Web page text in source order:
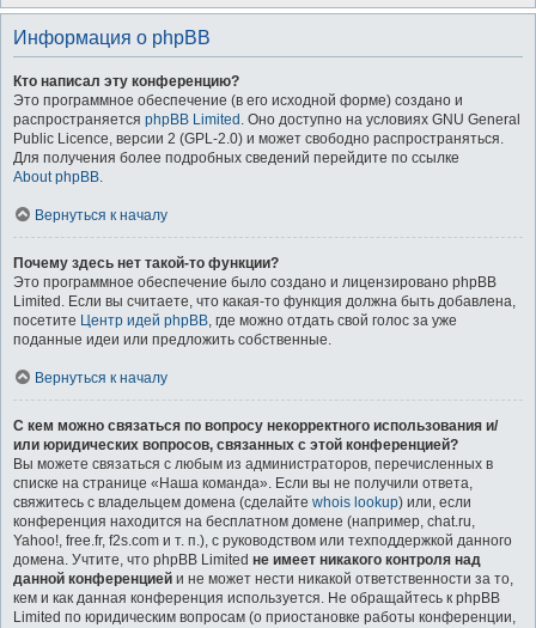
Информация о phpBB
Кто написал эту конференцию?
Это программное обеспечение (в его исходной форме) создано и
распространяется phpBB Limited . Оно доступно на условиях GNU General
Public Licence, версии 2 (GPL-2.0) и может свободно распространяться.
Для получения более подробных сведений перейдите по ссылке
About phpBB.
Вернуться к началу
Почему здесь нет такой-то функции?
Это программное обеспечение было создано и лицензировано phpBB
Limited. Если вы считаете, что какая-то функция должна быть добавлена,
посетите Центр идей phpBB, где можно отдать свой голос за уже
поданные идеи или предложить собственные.
Вернуться к началу
С кем можно связаться по вопросу некорректного использования и/
или юридических вопросов, связанных с этой конференцией?
Вы можете связаться с любым из администраторов, перечисленных в
списке на странице «Наша команда». Если вы не получили ответа,
свяжитесь с владельцем домена (сделайте whois lookup) или, если
конференция находится на бесплатном домене (например, chat.ru,
Yahoo!, free.fr, f2s.com и т. п.), с руководством или техподдержкой данного
домена. Учтите, что phpBB Limited не имеет никакого контроля над
данной конференцией и не может нести никакой ответственности за то,
кем и как данная конференция используется. Не обращайтесь к phpBB
Limited по юридическим вопросам (о приостановке работы конференции,